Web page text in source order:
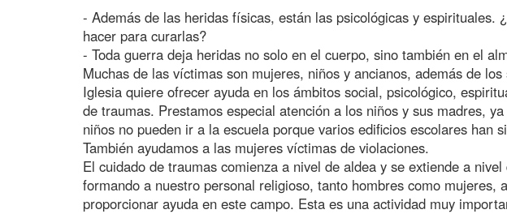
- Además de las heridas físicas, están las psicológicas y espirituales.
hacer para curarlas?
- Toda guerra deja heridas no solo en el cuerpo, sino también en el
Muchas de las víctimas son mujeres, niños y ancianos, además de los
Iglesia quiere ofrecer ayuda en los ámbitos social, psicológico,
de traumas. Prestamos especial atención a los niños y sus madres,
niños no pueden ir a la escuela porque varios edificios escolares han
También ayudamos a las mujeres víctimas de violaciones.
El cuidado de traumas comienza a nivel de aldea y se extiende a
formando a nuestro personal religioso, tanto hombres como mujeres,
proporcionar ayuda en este campo. Esta es una actividad muy